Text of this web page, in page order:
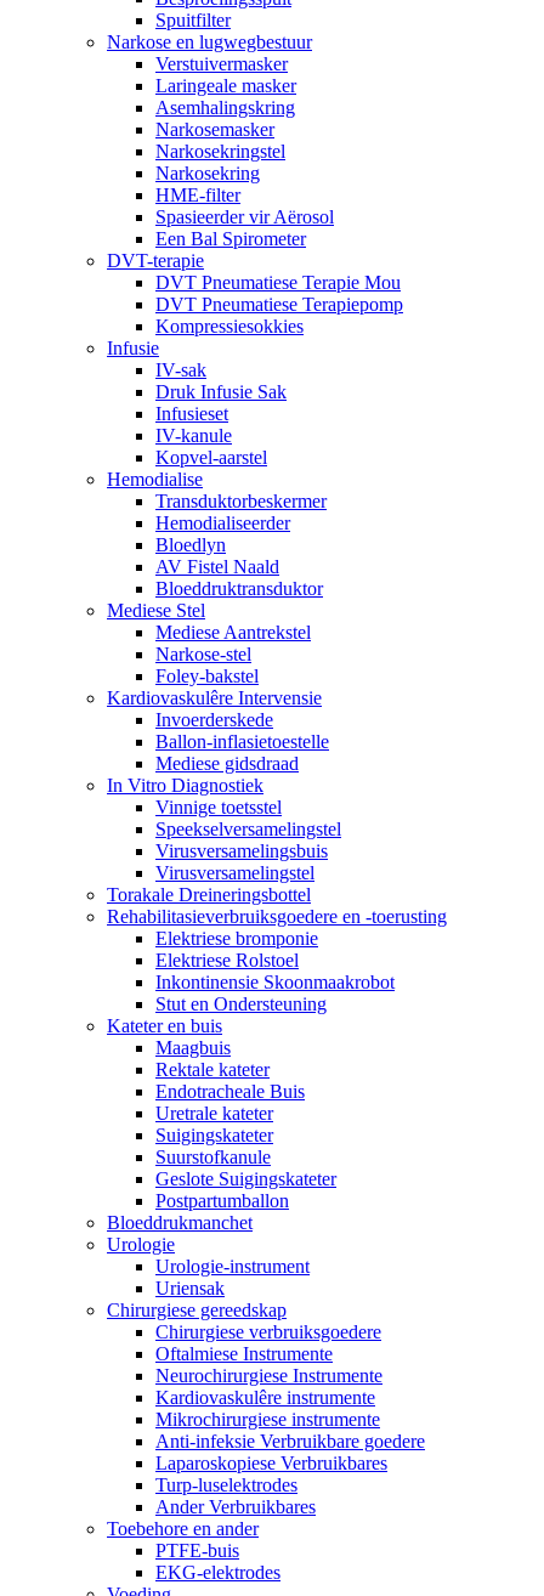
Spuitfilter
Narkose en lugwegbestuur
Verstuivermasker
Laringeale masker
Asemhalingskring
Narkosemasker
Narkosekringstel
Narkosekring
HME-filter
Spasieerder vir Aërosol
Een Bal Spirometer
DVT-terapie
DVT Pneumatiese Terapie Mou
DVT Pneumatiese Terapiepomp
Kompressiesokkies
Infusie
IV-sak
Druk Infusie Sak
Infusieset
IV-kanule
Kopvel-aarstel
Hemodialise
Transduktorbeskermer
Hemodialiseerder
Bloedlyn
AV Fistel Naald
Bloeddruktransduktor
Mediese Stel
Mediese Aantrekstel
Narkose-stel
Foley-bakstel
Kardiovaskulêre Intervensie
Invoerderskede
Ballon-inflasietoestelle
Mediese gidsdraad
In Vitro Diagnostiek
Vinnige toetsstel
Speekselversamelingstel
Virusversamelingsbuis
Virusversamelingstel
Torakale Dreineringsbottel
Rehabilitasieverbruiksgoedere en -toerusting
Elektriese bromponie
Elektriese Rolstoel
Inkontinensie Skoonmaakrobot
Stut en Ondersteuning
Kateter en buis
Maagbuis
Rektale kateter
Endotracheale Buis
Uretrale kateter
Suigingskateter
Suurstofkanule
Geslote Suigingskateter
Postpartumballon
Bloeddrukmanchet
Urologie
Urologie-instrument
Uriensak
Chirurgiese gereedskap
Chirurgiese verbruiksgoedere
Oftalmiese Instrumente
Neurochirurgiese Instrumente
Kardiovaskulêre instrumente
Mikrochirurgiese instrumente
Anti-infeksie Verbruikbare goedere
Laparoskopiese Verbruikbares
Turp-luselektrodes
Ander Verbruikbares
Toebehore en ander
PTFE-buis
EKG-elektrodes